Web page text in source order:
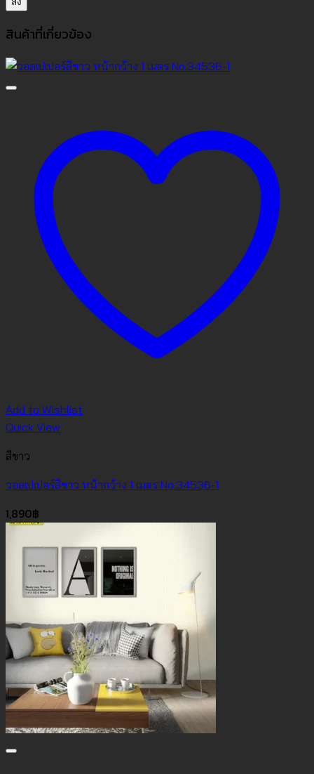
สินค้าที่เกี่ยวข้อง
Add to Wishlist
Quick View
สีขาว
วอลเปเปอร์สีขาว หน้ากว้าง 1 เมตร No.34536-1
1,890฿